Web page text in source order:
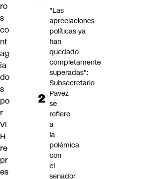
ro
s
co
nt
ag
ia
do
s
po
r
VI
H
re
pr
es
"Las
apreciaciones
políticas ya
han
quedado
completamente
superadas":
Subsecretario
Pavez
se
refiere
a
la
polémica
con
el
senador